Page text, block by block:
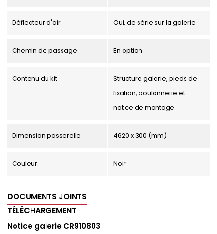
Déflecteur d'air Oui, de série sur la galerie
Chemin de passage En option
Contenu du kit
Structure galerie, pieds de
fixation, boulonnerie et
notice de montage
Dimension passerelle 4620 x 300 (mm)
Couleur Noir
DOCUMENTS JOINTS
TÉLÉCHARGEMENT
Notice galerie CR910803